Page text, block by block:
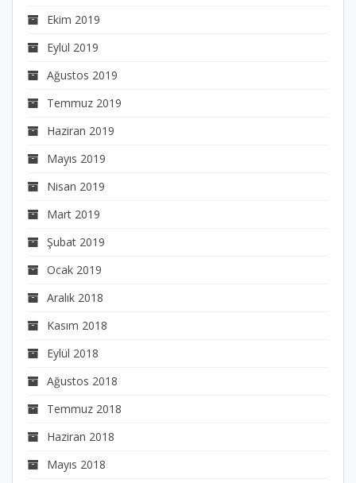
Ekim 2019
Eylül 2019
Ağustos 2019
Temmuz 2019
Haziran 2019
Mayıs 2019
Nisan 2019
Mart 2019
Şubat 2019
Ocak 2019
Aralık 2018
Kasım 2018
Eylül 2018
Ağustos 2018
Temmuz 2018
Haziran 2018
Mayıs 2018